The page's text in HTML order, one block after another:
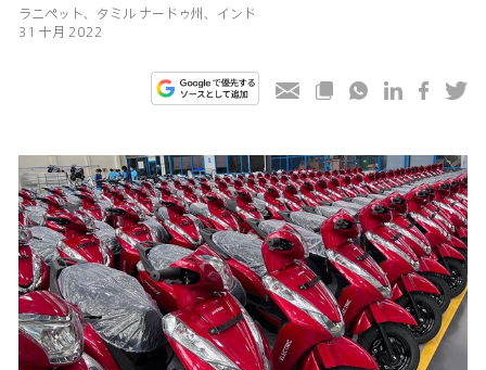
ラニペット、タミル ナードゥ州、インド
31 十月 2022